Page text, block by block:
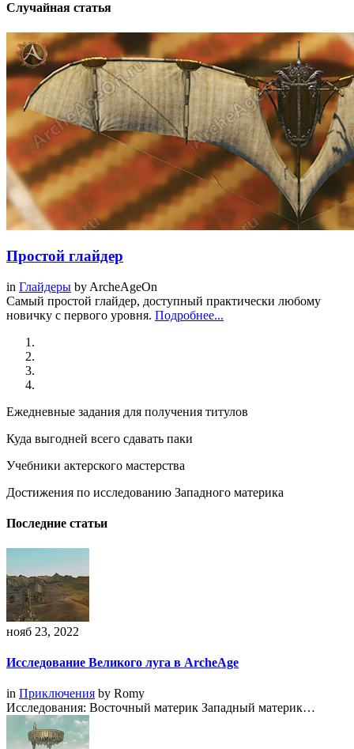
Случайная статья
Простой глайдер
in Глайдеры by ArcheAgeOn
Самый простой глайдер, доступный практически любому
новичку с первого уровня. Подробнее...
Ежедневные задания для получения титулов
Куда выгодней всего сдавать паки
Учебники актерского мастерства
Достижения по исследованию Западного материка
Последние статьи
нояб 23, 2022
Исследование Великого луга в ArcheAge
in Приключения by Romy
Исследования: Восточный материк Западный материк…